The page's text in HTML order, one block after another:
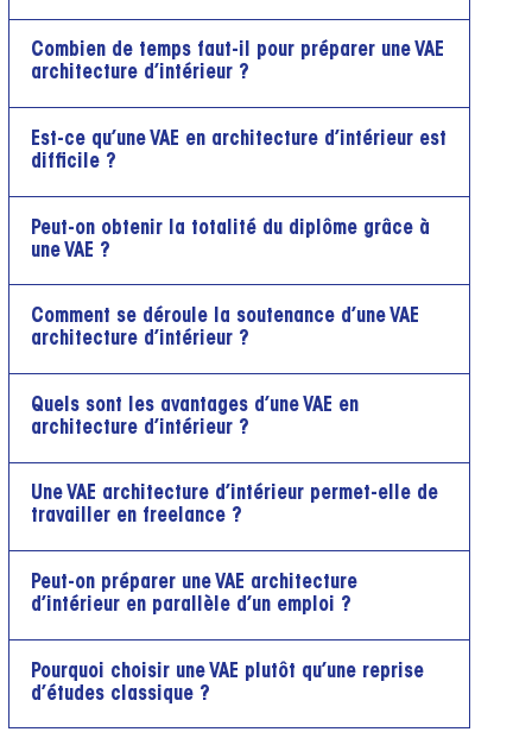
Combien de temps faut-il pour préparer une VAE
architecture d’intérieur ?
Est-ce qu’une VAE en architecture d’intérieur est
difficile ?
Peut-on obtenir la totalité du diplôme grâce à
une VAE ?
Comment se déroule la soutenance d’une VAE
architecture d’intérieur ?
Quels sont les avantages d’une VAE en
architecture d’intérieur ?
Une VAE architecture d’intérieur permet-elle de
travailler en freelance ?
Peut-on préparer une VAE architecture
d’intérieur en parallèle d’un emploi ?
Pourquoi choisir une VAE plutôt qu’une reprise
d’études classique ?